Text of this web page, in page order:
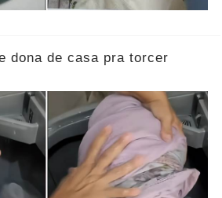
dona de casa pra torcer